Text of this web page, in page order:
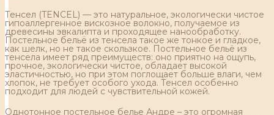
Тенсел (TENCEL) — это натуральное, экологически чистое
гипоаллергенное вискозное волокно, получаемое из
древесины эвкалипта и проходящее нанообработку.
Постельное бельё из тенсела такое же тонкое и гладкое,
как шелк, но не такое скользкое. Постельное бельё из
тенсела имеет ряд преимуществ: оно приятно на ощупь,
прочное, экологически чистое, обладает высокой
эластичностью, но при этом поглощает больше влаги, чем
хлопок, не требует особого ухода. Тенсел особенно
подходит для людей с чувствительной кожей.
Однотонное постельное белье Андре – это огромная